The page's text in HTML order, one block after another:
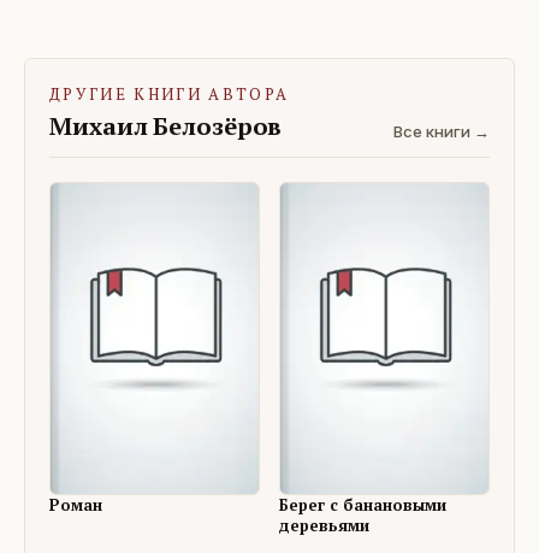
ДРУГИЕ КНИГИ АВТОРА
Михаил Белозёров Все книги →
Роман
Берег с банановыми
деревьями